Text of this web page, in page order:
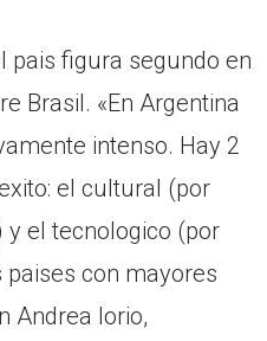
pais figura segundo en
Brasil. «En Argentina
intenso. Hay 2
el cultural (por
el tecnologico (por
con mayores
Andrea Iorio,